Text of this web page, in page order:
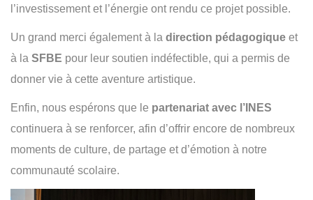
l’investissement et l’énergie ont rendu ce projet possible.
Un grand merci également à la direction pédagogique et
à la SFBE pour leur soutien indéfectible, qui a permis de
donner vie à cette aventure artistique.
Enfin, nous espérons que le partenariat avec l’INES
continuera à se renforcer, afin d’offrir encore de nombreux
moments de culture, de partage et d’émotion à notre
communauté scolaire.